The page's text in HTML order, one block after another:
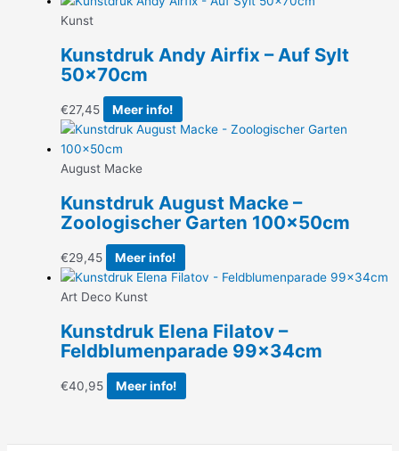
Kunst
Kunstdruk Andy Airfix – Auf Sylt
50x70cm
€27,45 Meer info!
August Macke
Kunstdruk August Macke –
Zoologischer Garten 100x50cm
€29,45 Meer info!
Art Deco Kunst
Kunstdruk Elena Filatov –
Feldblumenparade 99x34cm
€40,95 Meer info!